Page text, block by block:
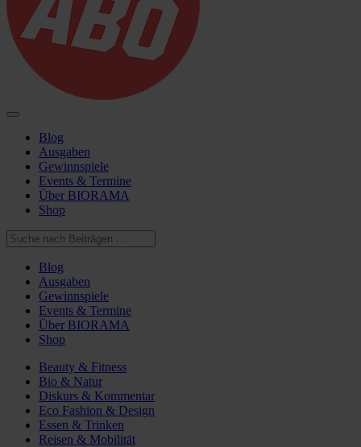
Blog
Ausgaben
Gewinnspiele
Events & Termine
Über BIORAMA
Shop
Blog
Ausgaben
Gewinnspiele
Events & Termine
Über BIORAMA
Shop
Beauty & Fitness
Bio & Natur
Diskurs & Kommentar
Eco Fashion & Design
Essen & Trinken
Reisen & Mobilität